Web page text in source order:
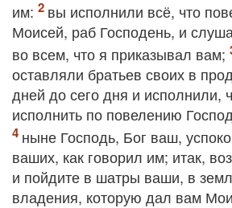
им:
вы исполнили всё, что
Моисей, раб Господень, и
во всем, что я приказывал вам;
оставляли братьев своих в
дней до сего дня и исполнили,
исполнить по повелению
ныне Господь, Бог ваш,
ваших, как говорил им; итак,
и пойдите в шатры ваши, в
владения, которую дал вам